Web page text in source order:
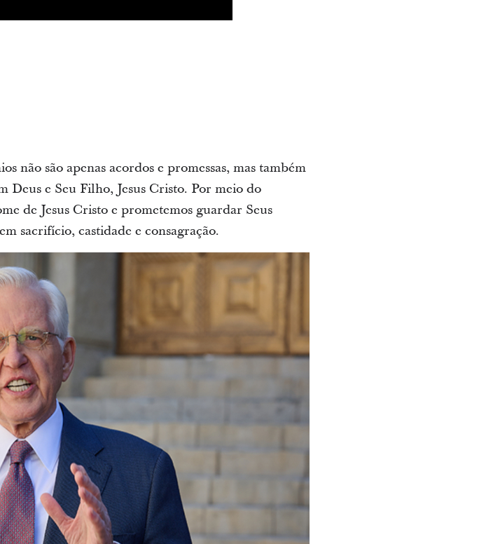
não são apenas acordos e promessas, mas também
Deus e Seu Filho, Jesus Cristo. Por meio do
de Jesus Cristo e prometemos guardar Seus
sacrifício, castidade e consagração.